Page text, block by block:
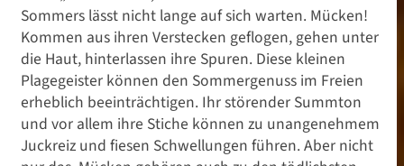
Sommers lässt nicht lange auf sich warten. Mücken!
Kommen aus ihren Verstecken geflogen, gehen unter
die Haut, hinterlassen ihre Spuren. Diese kleinen
Plagegeister können den Sommergenuss im Freien
erheblich beeinträchtigen. Ihr störender Summton
und vor allem ihre Stiche können zu unangenehmem
Juckreiz und fiesen Schwellungen führen. Aber nicht